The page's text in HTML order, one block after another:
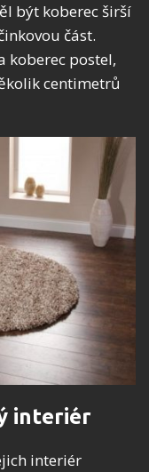
být koberec širší
část.
koberec postel,
centimetrů
interiér
interiér